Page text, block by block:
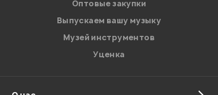
Введите проверочное число:
Оптовые закупки
Выпускаем вашу музыку
Музей инструментов
Уценка